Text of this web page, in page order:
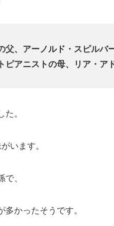
父、アーノルド・スピルバ
ピアニストの母、リア・ア
。
います。
、
かったそうです。